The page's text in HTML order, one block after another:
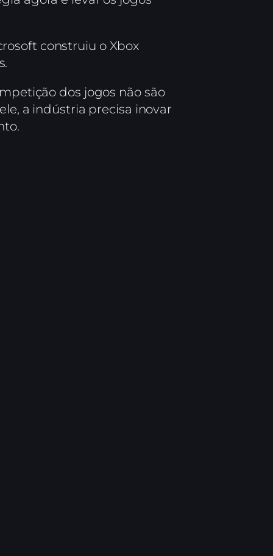
construiu o Xbox
dos jogos não são
a indústria precisa inovar